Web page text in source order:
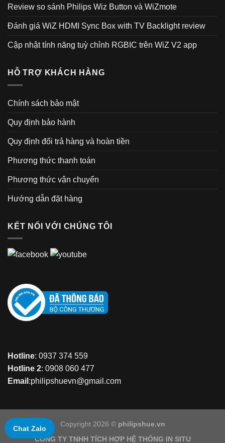
Review so sánh Philips Wiz Button và WiZmote
Đánh giá WiZ HDMI Sync Box with TV Backlight review
Cập nhật tính năng tuỳ chỉnh RGBIC trên WiZ V2 app
HỖ TRỢ KHÁCH HÀNG
Chính sách bảo mật
Quy định bảo hành
Quy định đổi trả hàng và hoàn tiền
Phương thức thanh toán
Phương thức vận chuyển
Hướng dẫn đặt hàng
KẾT NỐI VỚI CHÚNG TÔI
Hotline: 0937 374 559
Hotline 2: 0908 060 477
Email :philipshuevn@gmail.com
Copyright 2026 © philipshue.vn
CÔNG TY TNHH TÍCH HỢP HỆ THỐNG IN SITU
Chat Zalo